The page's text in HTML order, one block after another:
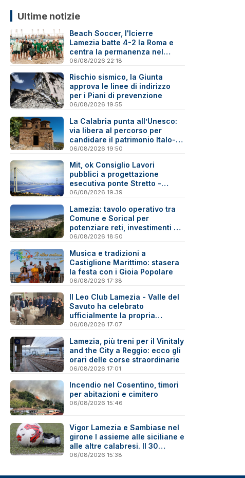
Ultime notizie
Beach Soccer, l'Icierre
Lamezia batte 4-2 la Roma e
centra la permanenza nel
massimo torneo nazionale
06/08/2026 22:18
Rischio sismico, la Giunta
approva le linee di indirizzo
per i Piani di prevenzione
06/08/2026 19:55
La Calabria punta all’Unesco:
via libera al percorso per
candidare il patrimonio Italo-
Greco medievale
06/08/2026 19:50
Mit, ok Consiglio Lavori
pubblici a progettazione
esecutiva ponte Stretto -
Reazioni
06/08/2026 19:39
Lamezia: tavolo operativo tra
Comune e Sorical per
potenziare reti, investimenti e
manutenzione
06/08/2026 18:50
Musica e tradizioni a
Castiglione Marittimo: stasera
la festa con i Gioia Popolare
06/08/2026 17:38
Il Leo Club Lamezia - Valle del
Savuto ha celebrato
ufficialmente la propria
riattivazione
06/08/2026 17:07
Lamezia, più treni per il Vinitaly
and the City a Reggio: ecco gli
orari delle corse straordinarie
06/08/2026 17:01
Incendio nel Cosentino, timori
per abitazioni e cimitero
06/08/2026 15:46
Vigor Lamezia e Sambiase nel
girone I assieme alle siciliane e
alle altre calabresi. Il 30
agosto stracittadina di Coppa
06/08/2026 15:38